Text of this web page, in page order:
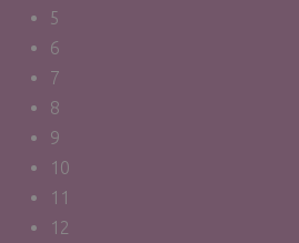
5
6
7
8
9
10
11
12